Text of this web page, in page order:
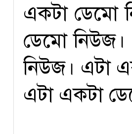
একটা ডেমো
ডেমো
নিউজ। এটা
এটা একটা